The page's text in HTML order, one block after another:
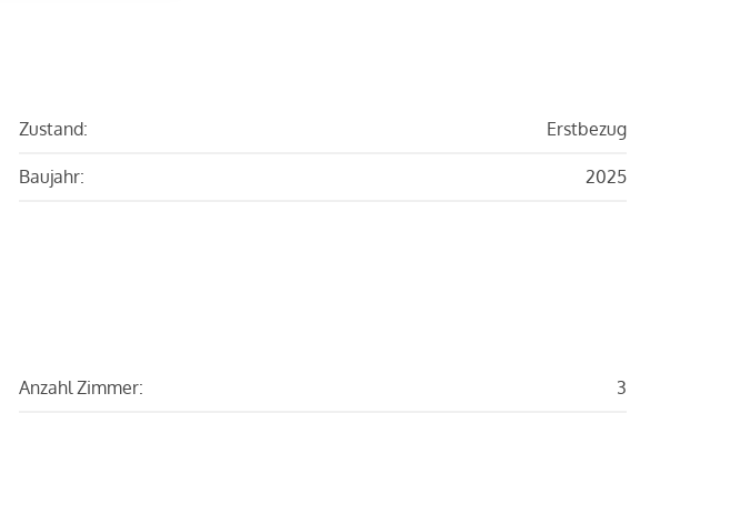
Zustand: Erstbezug
Baujahr: 2025
Anzahl Zimmer: 3